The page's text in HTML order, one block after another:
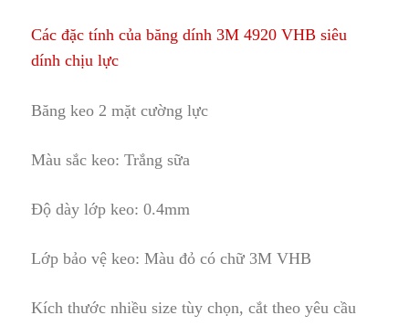
Các đặc tính của băng dính 3M 4920 VHB siêu
dính chịu lực
Băng keo 2 mặt cường lực
Màu sắc keo: Trắng sữa
Độ dày lớp keo: 0.4mm
Lớp bảo vệ keo: Màu đỏ có chữ 3M VHB
Kích thước nhiều size tùy chọn, cắt theo yêu cầu